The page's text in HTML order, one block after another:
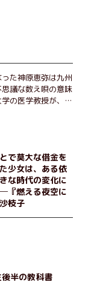
た神原恵弥は九州
議な数え唄の意味
の医学教授が、米
ることはできるの
込められた秘密と
ーズ第四作！
で莫大な借金を
少女は、ある依
な時代の変化に
『燃える夜空に
枝子
半の教科書